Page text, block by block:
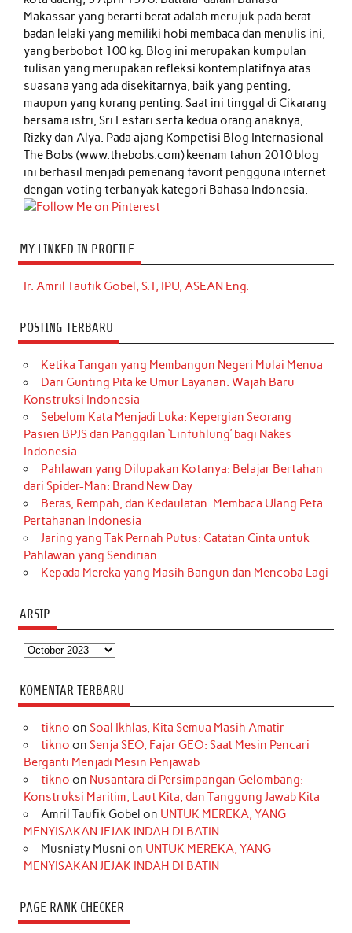
Makassar yang berarti berat adalah merujuk pada berat
badan lelaki yang memiliki hobi membaca dan menulis ini,
yang berbobot 100 kg. Blog ini merupakan kumpulan
tulisan yang merupakan refleksi kontemplatifnya atas
suasana yang ada disekitarnya, baik yang penting,
maupun yang kurang penting. Saat ini tinggal di Cikarang
bersama istri, Sri Lestari serta kedua orang anaknya,
Rizky dan Alya. Pada ajang Kompetisi Blog Internasional
The Bobs (www.thebobs.com) keenam tahun 2010 blog
ini berhasil menjadi pemenang favorit pengguna internet
dengan voting terbanyak kategori Bahasa Indonesia.
MY LINKED IN PROFILE
Ir. Amril Taufik Gobel, S.T, IPU, ASEAN Eng.
POSTING TERBARU
Ketika Tangan yang Membangun Negeri Mulai Menua
Dari Gunting Pita ke Umur Layanan: Wajah Baru
Konstruksi Indonesia
Sebelum Kata Menjadi Luka: Kepergian Seorang
Pasien BPJS dan Panggilan ‘Einfühlung’ bagi Nakes
Indonesia
Pahlawan yang Dilupakan Kotanya: Belajar Bertahan
dari Spider-Man: Brand New Day
Beras, Rempah, dan Kedaulatan: Membaca Ulang Peta
Pertahanan Indonesia
Jaring yang Tak Pernah Putus: Catatan Cinta untuk
Pahlawan yang Sendirian
Kepada Mereka yang Masih Bangun dan Mencoba Lagi
ARSIP
Arsip
KOMENTAR TERBARU
tikno on Soal Ikhlas, Kita Semua Masih Amatir
tikno on Senja SEO, Fajar GEO: Saat Mesin Pencari
Berganti Menjadi Mesin Penjawab
tikno on Nusantara di Persimpangan Gelombang:
Konstruksi Maritim, Laut Kita, dan Tanggung Jawab Kita
Amril Taufik Gobel on UNTUK MEREKA, YANG
MENYISAKAN JEJAK INDAH DI BATIN
Musniaty Musni on UNTUK MEREKA, YANG
MENYISAKAN JEJAK INDAH DI BATIN
PAGE RANK CHECKER